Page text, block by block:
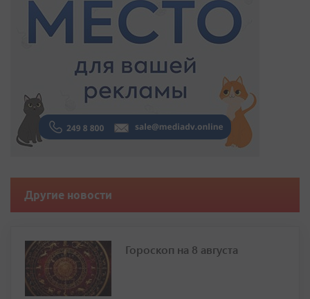
Другие новости
Гороскоп на 8 августа